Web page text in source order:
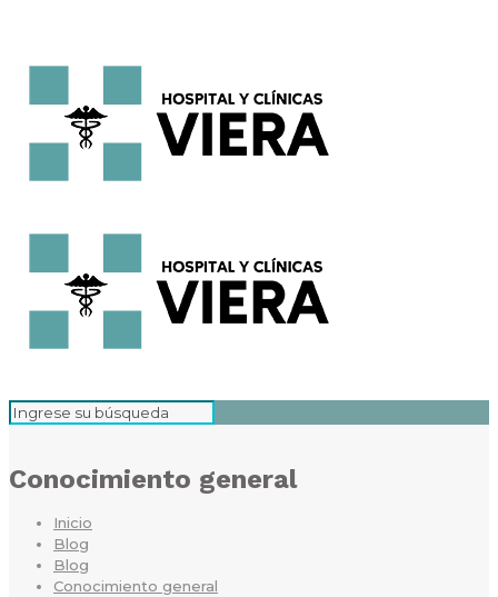
Conocimiento general
Inicio
Blog
Blog
Conocimiento general